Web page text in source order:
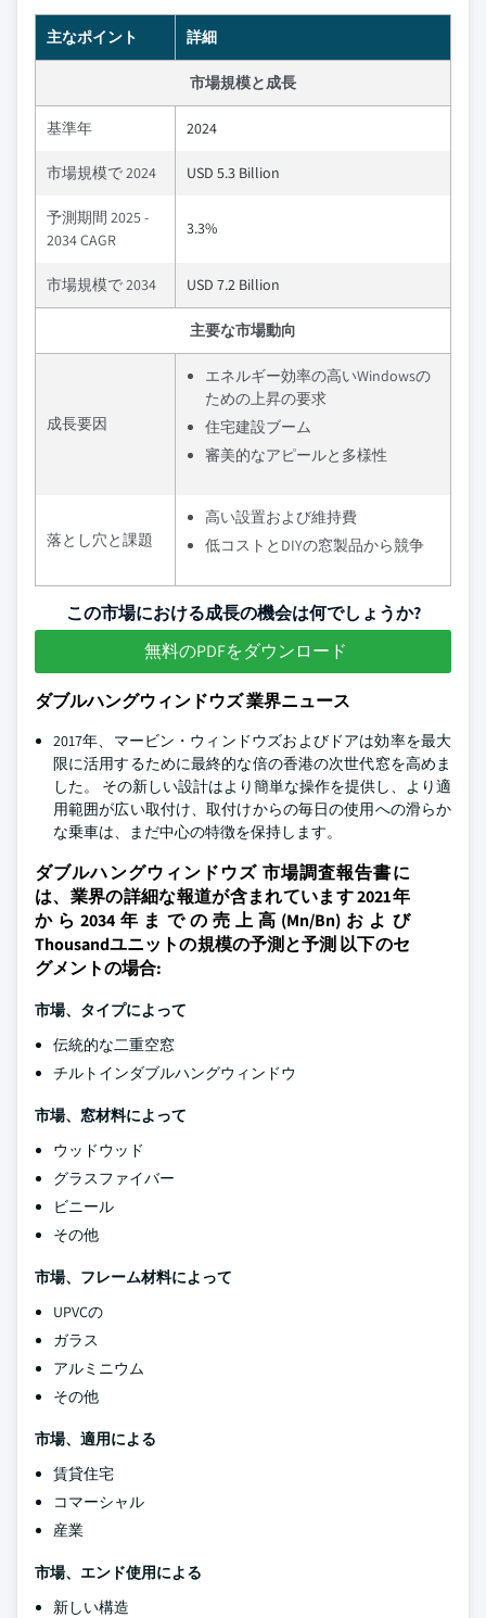
主なポイント 詳細
市場規模と成長
基準年 2024
市場規模で 2024 USD 5.3 Billion
予測期間 2025 -
2034 CAGR
3.3%
市場規模で 2034 USD 7.2 Billion
主要な市場動向
成長要因
エネルギー効率の高いWindowsの
ための上昇の要求
住宅建設ブーム
審美的なアピールと多様性
落とし穴と課題
高い設置および維持費
低コストとDIYの窓製品から競争
この市場における成長の機会は何でしょうか?
無料のPDFをダウンロード
ダブルハングウィンドウズ 業界ニュース
2017年、マービン・ウィンドウズおよびドアは効率を最大
限に活用するために最終的な倍の香港の次世代窓を高めま
した。 その新しい設計はより簡単な操作を提供し、より適
用範囲が広い取付け、取付けからの毎日の使用への滑らか
な乗車は、まだ中心の特徴を保持します。
ダブルハングウィンドウズ 市場調査報告書に
は、業界の詳細な報道が含まれています 2021年
から2034年までの売上高(Mn/Bn)および
Thousandユニットの規模の予測と予測 以下のセ
グメントの場合:
市場、タイプによって
伝統的な二重空窓
チルトインダブルハングウィンドウ
市場、窓材料によって
ウッドウッド
グラスファイバー
ビニール
その他
市場、フレーム材料によって
UPVCの
ガラス
アルミニウム
その他
市場、適用による
賃貸住宅
コマーシャル
産業
市場、エンド使用による
新しい構造